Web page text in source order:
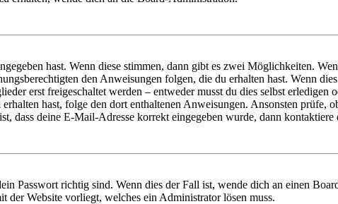
hast. Wenn diese stimmen, dann gibt es zwei Möglichkeiten.
den Anweisungen folgen, die du erhalten hast. Wenn
erst freigeschaltet werden – entweder musst du dies selbst erledigen
hast, folge den dort enthaltenen Anweisungen. Ansonsten prüfe,
dass deine E-Mail-Adresse korrekt eingegeben wurde, dann kontaktiere
Passwort richtig sind. Wenn dies der Fall ist, wende dich an einen
der Website vorliegt, welches ein Administrator lösen muss.